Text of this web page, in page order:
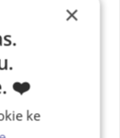
×
❤️
ke